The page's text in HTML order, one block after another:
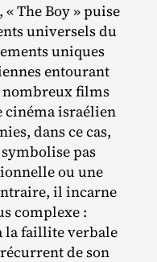
The Boy » puise
universels du
uniques
entourant
nombreux films
cinéma israélien
dans ce cas,
pas
ou une
il incarne
complexe :
la faillite verbale
de son